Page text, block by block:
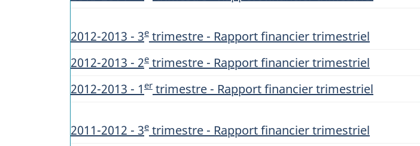
2012-2013 - 3e trimestre - Rapport financier trimestriel
2012-2013 - 2e trimestre - Rapport financier trimestriel
2012-2013 - 1 er trimestre - Rapport financier trimestriel
2011-2012 - 3e trimestre - Rapport financier trimestriel